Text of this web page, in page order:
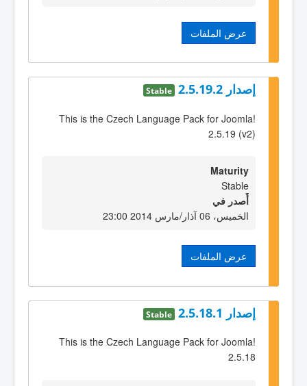
عرض الملفات
إصدار 2.5.19.2 Stable
This is the Czech Language Pack for Joomla!
2.5.19 (v2)
Maturity
Stable
أٌصدر في
الخميس، 06 آذار/مارس 2014 23:00
عرض الملفات
إصدار 2.5.18.1 Stable
This is the Czech Language Pack for Joomla!
2.5.18